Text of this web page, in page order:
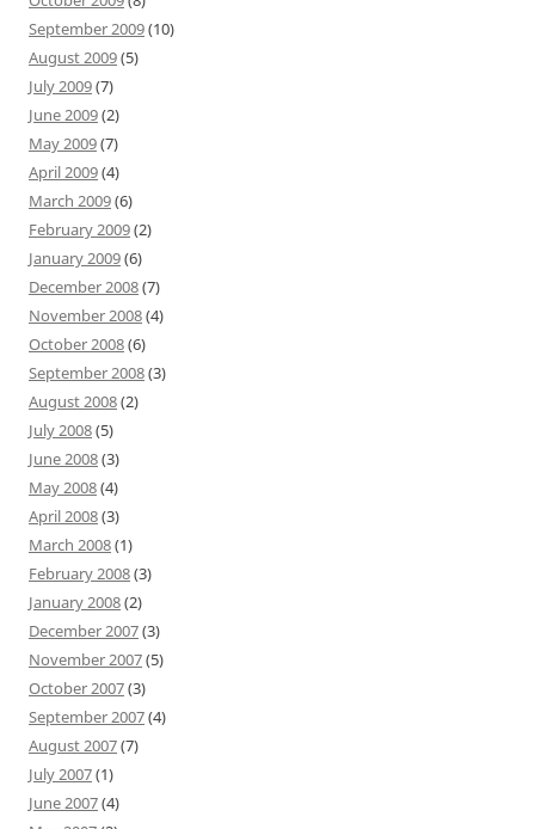
September 2009(10)
August 2009(5)
July 2009(7)
June 2009(2)
May 2009(7)
April 2009(4)
March 2009(6)
February 2009(2)
January 2009(6)
December 2008(7)
November 2008(4)
October 2008(6)
September 2008(3)
August 2008(2)
July 2008(5)
June 2008(3)
May 2008(4)
April 2008(3)
March 2008(1)
February 2008(3)
January 2008(2)
December 2007(3)
November 2007(5)
October 2007(3)
September 2007(4)
August 2007(7)
July 2007(1)
June 2007(4)